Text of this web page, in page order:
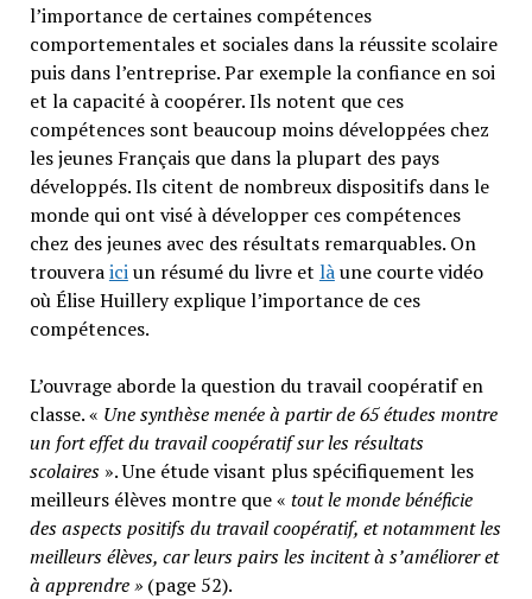
l’importance de certaines compétences
comportementales et sociales dans la réussite scolaire
puis dans l’entreprise. Par exemple la confiance en soi
et la capacité à coopérer. Ils notent que ces
compétences sont beaucoup moins développées chez
les jeunes Français que dans la plupart des pays
développés. Ils citent de nombreux dispositifs dans le
monde qui ont visé à développer ces compétences
chez des jeunes avec des résultats remarquables. On
trouveraiciun résumé du livre et làune courte vidéo
où Élise Huillery explique l’importance de ces
compétences.
L’ouvrage aborde la question du travail coopératif en
classe. « Une synthèse menée à partir de 65 études montre
un fort effet du travail coopératif sur les résultats
scolaires». Une étude visant plus spécifiquement les
meilleurs élèves montre que « tout le monde bénéficie
des aspects positifs du travail coopératif, et notamment les
meilleurs élèves, car leurs pairs les incitent à s’améliorer et
à apprendre »(page 52).